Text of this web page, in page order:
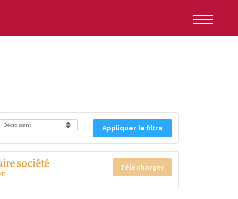
Appliquer le filtre
société Télécharger